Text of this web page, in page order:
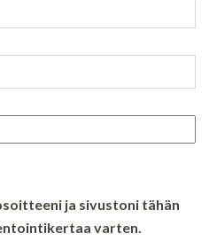
ja sivustoni tähän
varten.